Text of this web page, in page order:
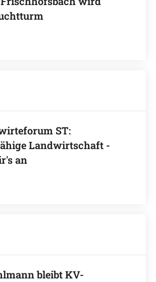
ST:
Landwirtschaft -
an
bleibt KV-